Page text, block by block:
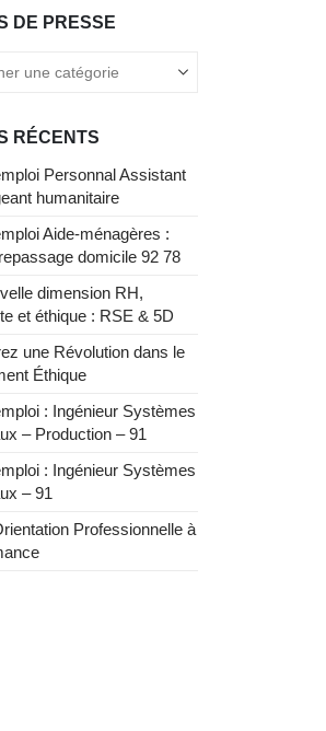
DE PRESSE
RÉCENTS
Personnal Assistant
humanitaire
Aide-ménagères :
domicile 92 78
dimension RH,
et éthique : RSE & 5D
une Révolution dans le
Éthique
: Ingénieur Systèmes
– Production – 91
: Ingénieur Systèmes
– 91
Professionnelle à